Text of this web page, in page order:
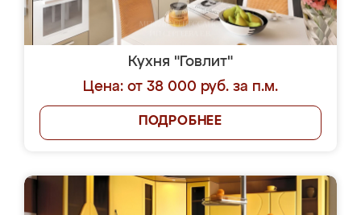
Кухня "Говлит"
Цена: от 38 000 руб. за п.м.
ПОДРОБНЕЕ